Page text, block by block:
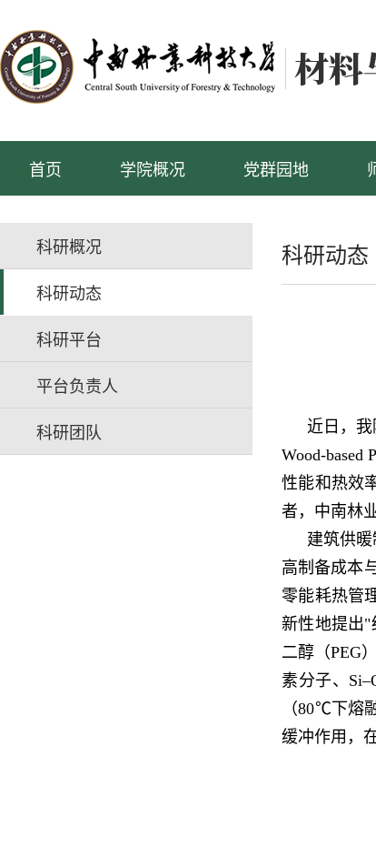
首页 学院概况 党群园地
科研概况
科研动态
科研平台
平台负责人
科研团队
科研动态
近日，我
Wood-based
性能和热效
者，中南林
建筑供
高制备成本
零能耗热管
新性地提出"
二醇（PEG
素分子、
（80℃下熔
缓冲作用，